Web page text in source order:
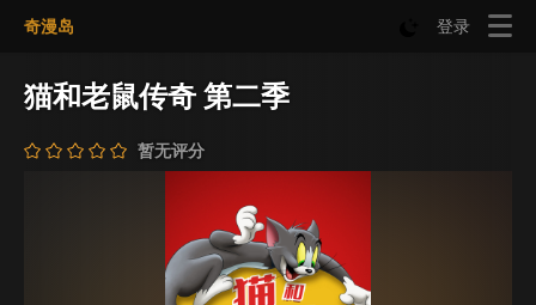
奇漫岛 登录
猫和老鼠传奇 第二季
暂无评分